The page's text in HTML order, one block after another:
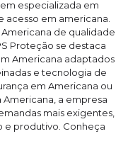
especializada em
em americana.
de qualidade
Proteção se destaca
Americana adaptados
e tecnologia de
em Americana ou
a empresa
mais exigentes,
e produtivo. Conheça